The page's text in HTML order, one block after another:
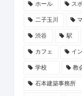
ホール ス
二子玉川
渋谷 駅
カフェ イ
学校 教
石本建築事務所